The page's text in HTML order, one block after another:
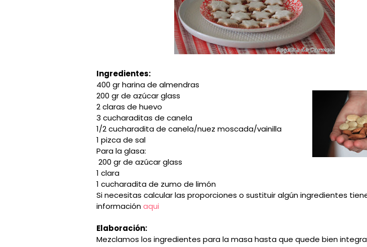
Ingredientes:
400 gr harina de almendras
200 gr de azúcar glass
2 claras de huevo
3 cucharaditas de canela
1/2 cucharadita de canela/nuez moscada/vainilla
1 pizca de sal
Para la glasa:
200 gr de azúcar glass
1 clara
1 cucharadita de zumo de limón
Si necesitas calcular las proporciones o sustituir algún ingredientes
informaciónaqui
Elaboración:
Mezclamos los ingredientes para la masa hasta que quede bien